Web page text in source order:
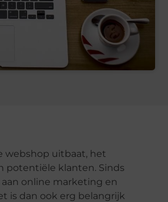
webshop uitbaat, het
potentiële klanten. Sinds
online marketing en
is dan ook erg belangrijk